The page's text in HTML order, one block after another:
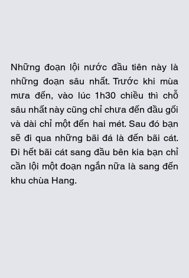
Những đoạn lội nước đầu tiên này là
những đoạn sâu nhất. Trước khi mùa
mưa đến, vào lúc 1h30 chiều thì chỗ
sâu nhất này cũng chỉ chưa đến đầu gối
và dài chỉ một đến hai mét. Sau đó bạn
sẽ đi qua những bãi đá là đến bãi cát.
Đi hết bãi cát sang đầu bên kia bạn chỉ
cần lội một đoạn ngắn nữa là sang đến
khu chùa Hang.